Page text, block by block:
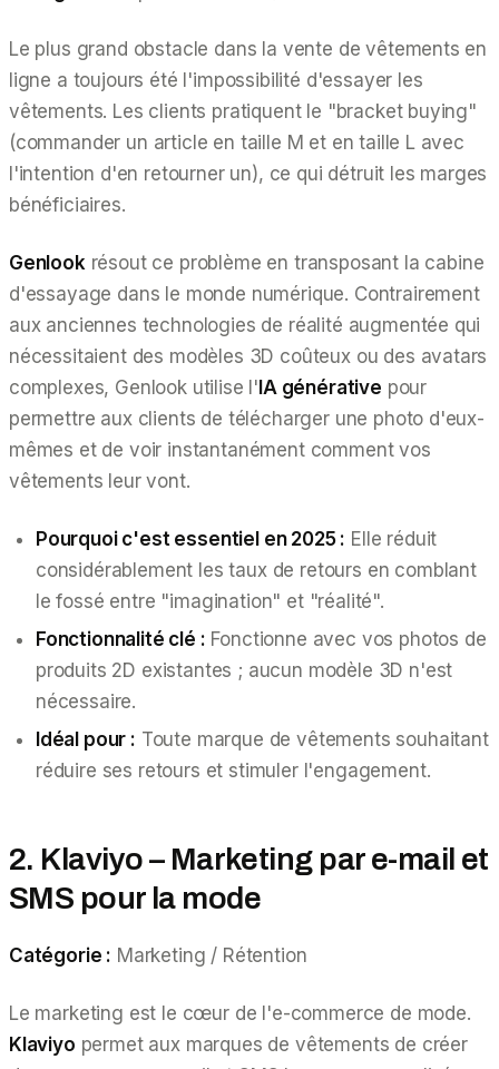
Le plus grand obstacle dans la vente de vêtements en
ligne a toujours été l'impossibilité d'essayer les
vêtements. Les clients pratiquent le "bracket buying"
(commander un article en taille M et en taille L avec
l'intention d'en retourner un), ce qui détruit les marges
bénéficiaires.
Genlook résout ce problème en transposant la cabine
d'essayage dans le monde numérique. Contrairement
aux anciennes technologies de réalité augmentée qui
nécessitaient des modèles 3D coûteux ou des avatars
complexes, Genlook utilise l'IA générative pour
permettre aux clients de télécharger une photo d'eux-
mêmes et de voir instantanément comment vos
vêtements leur vont.
Pourquoi c'est essentiel en 2025 : Elle réduit
considérablement les taux de retours en comblant
le fossé entre "imagination" et "réalité".
Fonctionnalité clé : Fonctionne avec vos photos de
produits 2D existantes ; aucun modèle 3D n'est
nécessaire.
Idéal pour : Toute marque de vêtements souhaitant
réduire ses retours et stimuler l'engagement.
2. Klaviyo – Marketing par e-mail et
SMS pour la mode
Catégorie : Marketing / Rétention
Le marketing est le cœur de l'e-commerce de mode.
Klaviyo permet aux marques de vêtements de créer